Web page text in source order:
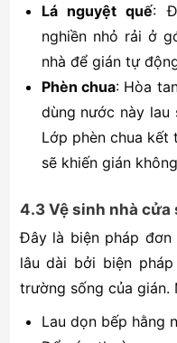
Lá nguyệt quế:
nghiền nhỏ rải ở
nhà để gián tự
Phèn chua: Hòa
dùng nước này lau
Lớp phèn chua kết
sẽ khiến gián
4.3 Vệ sinh nhà cửa
Đây là biện pháp đơn
lâu dài bởi biện
trường sống của gián.
Lau dọn bếp hằng